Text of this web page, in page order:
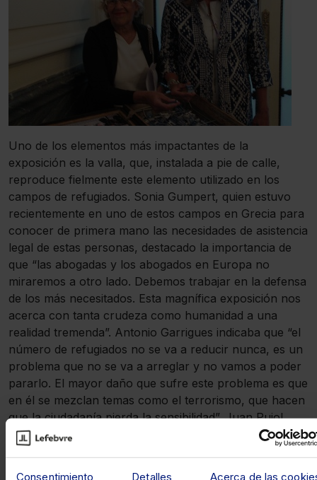
Consentimiento Detalles Acerca de las
Uno de los elementos más impactantes de la
exposición es la valla, que, instalada a pie de calle,
reproduce fielmente este elemento utilizado en los
campos de refugiados. Sonia Gumpert, quien estuvo
recientemente en uno de estos campos en Grecia para
conocer de primera mano las necesidades de asistencia
legal de estas personas, destacado la importancia de
que “las abogadas y los abogados en Europa no
miraremos a otro lado. Debemos trabajar en la defensa
de los más necesitados. Esta magnífica exposición nos
acerca con tanta crudeza como humanidad a una
realidad tremenda”. Antonio Garrigues indicaba que “el
número de refugiados no se va a reducir nunca, es un
problema que no se va a arreglar y no vamos a poder
pararlo. El mayor daño que sufre este problema es que
en él se mezclan temas como el terrorismo, que hacen
que la ciudadanía pierda la sensibilidad”. Juan Pujol,
por su parte, leyó durante su intervención el epílogo
que ha escrito para la obra y que en un breve plazo de